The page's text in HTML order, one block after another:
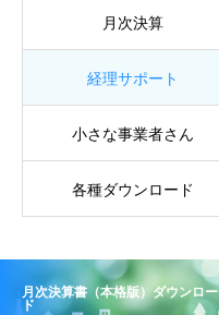
月次決算
経理サポート
小さな事業者さん
各種ダウンロード
月次決算書（本格版）ダウンロー
ド